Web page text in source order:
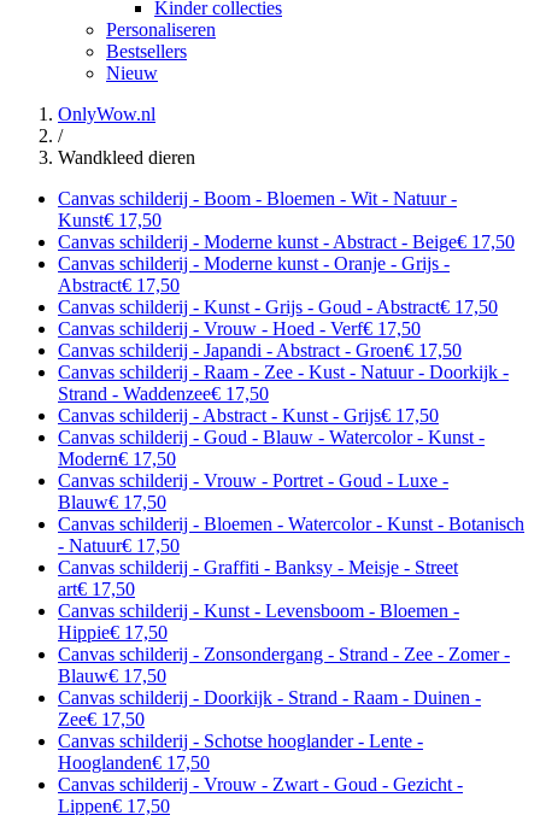
Kinder collecties
Personaliseren
Bestsellers
Nieuw
OnlyWow.nl
/
Wandkleed dieren
Canvas schilderij - Boom - Bloemen - Wit - Natuur -
Kunst€ 17,50
Canvas schilderij - Moderne kunst - Abstract - Beige€ 17,50
Canvas schilderij - Moderne kunst - Oranje - Grijs -
Abstract€ 17,50
Canvas schilderij - Kunst - Grijs - Goud - Abstract€ 17,50
Canvas schilderij - Vrouw - Hoed - Verf€ 17,50
Canvas schilderij - Japandi - Abstract - Groen€ 17,50
Canvas schilderij - Raam - Zee - Kust - Natuur - Doorkijk -
Strand - Waddenzee€ 17,50
Canvas schilderij - Abstract - Kunst - Grijs€ 17,50
Canvas schilderij - Goud - Blauw - Watercolor - Kunst -
Modern€ 17,50
Canvas schilderij - Vrouw - Portret - Goud - Luxe -
Blauw€ 17,50
Canvas schilderij - Bloemen - Watercolor - Kunst - Botanisch
- Natuur€ 17,50
Canvas schilderij - Graffiti - Banksy - Meisje - Street
art€ 17,50
Canvas schilderij - Kunst - Levensboom - Bloemen -
Hippie€ 17,50
Canvas schilderij - Zonsondergang - Strand - Zee - Zomer -
Blauw€ 17,50
Canvas schilderij - Doorkijk - Strand - Raam - Duinen -
Zee€ 17,50
Canvas schilderij - Schotse hooglander - Lente -
Hooglanden€ 17,50
Canvas schilderij - Vrouw - Zwart - Goud - Gezicht -
Lippen€ 17,50